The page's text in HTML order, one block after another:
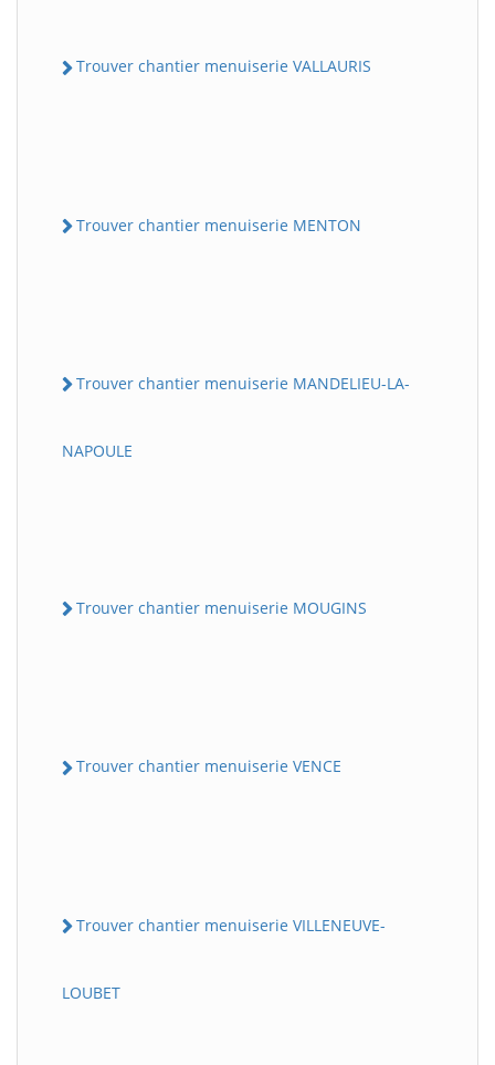
Trouver chantier menuiserie VALLAURIS
Trouver chantier menuiserie MENTON
Trouver chantier menuiserie MANDELIEU-LA-
NAPOULE
Trouver chantier menuiserie MOUGINS
Trouver chantier menuiserie VENCE
Trouver chantier menuiserie VILLENEUVE-
LOUBET